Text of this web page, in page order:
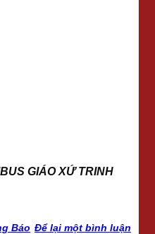
GIÁO XỨ TRINH
Báo Để lại một bình luận